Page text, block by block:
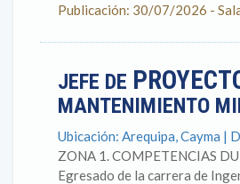
Publicación: 30/07/2026 -
JEFE DE
MANTENIMIENTO
Ubicación: Arequipa, Cayma |
ZONA 1. COMPETENCIAS
Egresado de la carrera de